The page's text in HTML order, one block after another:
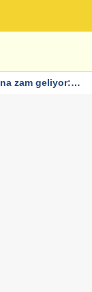
zam geliyor: